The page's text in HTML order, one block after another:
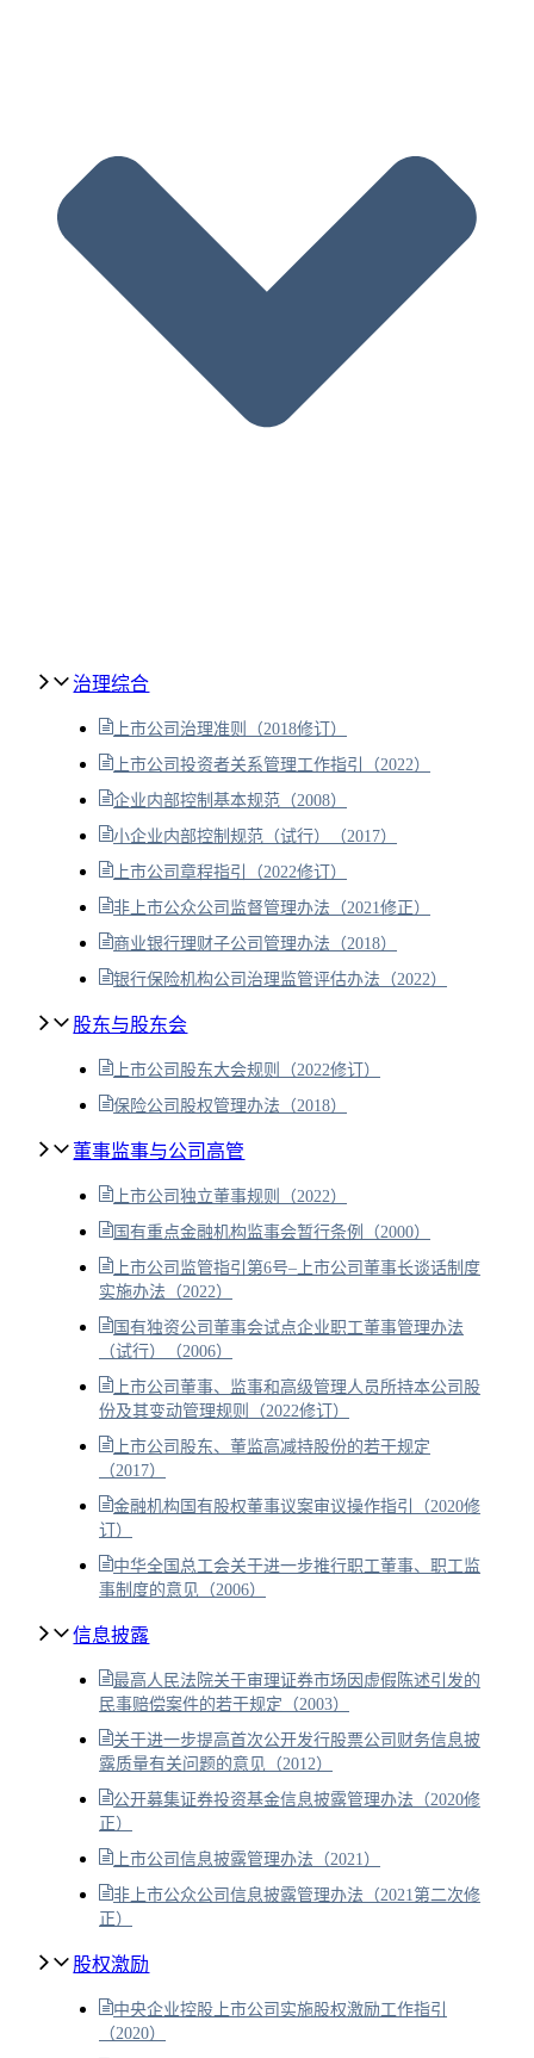
治理综合
上市公司治理准则（2018修订）
上市公司投资者关系管理工作指引（2022）
企业内部控制基本规范（2008）
小企业内部控制规范（试行）（2017）
上市公司章程指引（2022修订）
非上市公众公司监督管理办法（2021修正）
商业银行理财子公司管理办法（2018）
银行保险机构公司治理监管评估办法（2022）
股东与股东会
上市公司股东大会规则（2022修订）
保险公司股权管理办法（2018）
董事监事与公司高管
上市公司独立董事规则（2022）
国有重点金融机构监事会暂行条例（2000）
上市公司监管指引第6号–上市公司董事长谈话制度
实施办法（2022）
国有独资公司董事会试点企业职工董事管理办法
（试行）（2006）
上市公司董事、监事和高级管理人员所持本公司股
份及其变动管理规则（2022修订）
上市公司股东、董监高减持股份的若干规定
（2017）
金融机构国有股权董事议案审议操作指引（2020修
订）
中华全国总工会关于进一步推行职工董事、职工监
事制度的意见（2006）
信息披露
最高人民法院关于审理证券市场因虚假陈述引发的
民事赔偿案件的若干规定（2003）
关于进一步提高首次公开发行股票公司财务信息披
露质量有关问题的意见（2012）
公开募集证券投资基金信息披露管理办法（2020修
正）
上市公司信息披露管理办法（2021）
非上市公众公司信息披露管理办法（2021第二次修
正）
股权激励
中央企业控股上市公司实施股权激励工作指引
（2020）